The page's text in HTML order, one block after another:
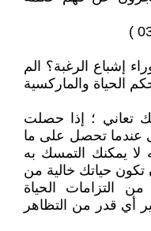
إشباع الرغبة؟ الم
الحياة والماركسية
تعاني ؛ إذا حصلت
عندما تحصل على ما
لا يمكنك التمسك به
تكون حياتك خالية من
من التزامات الحياة
أي قدر من التظاهر